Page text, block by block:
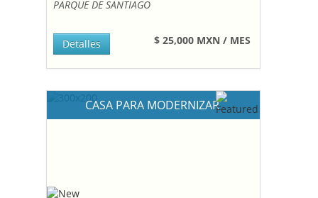
PARQUE DE SANTIAGO
$ 25,000 MXN / MES
Detalles
CASA PARA MODERNIZAR